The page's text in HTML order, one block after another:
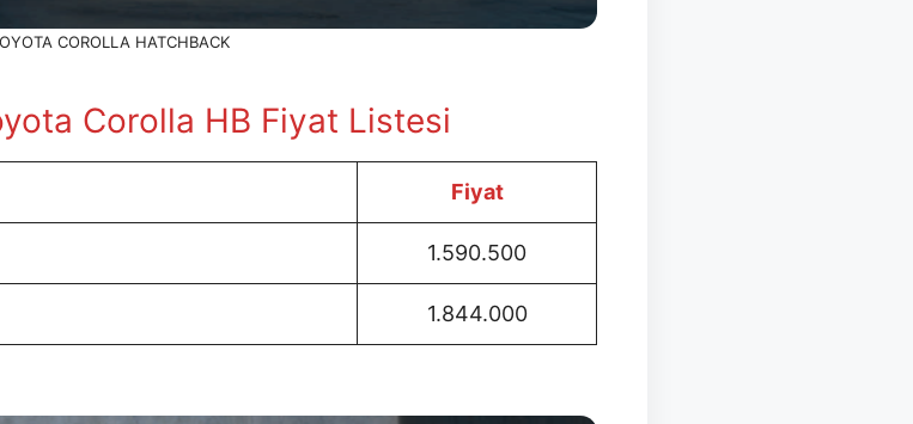
COROLLA HATCHBACK
Corolla HB Fiyat Listesi
Fiyat
1.590.500
1.844.000